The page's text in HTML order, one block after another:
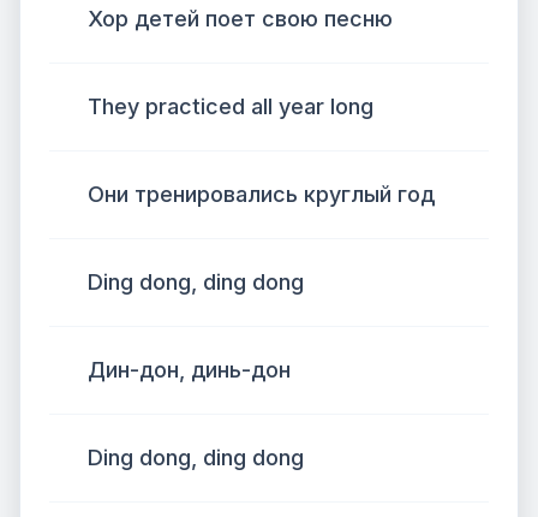
Хор детей поет свою песню
They practiced all year long
Они тренировались круглый год
Ding dong, ding dong
Дин-дон, динь-дон
Ding dong, ding dong